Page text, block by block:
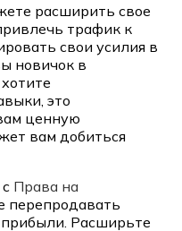
расширить свое
трафик к
свои усилия в
новичок в
это
ценную
вам добиться
Права на
перепродавать
прибыли. Расширьте